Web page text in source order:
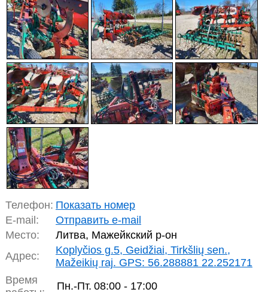
Телефон: Показать номер
E-mail:
Отправить e-mail
Место:
Литва, Мажейкский р-он
Адрес:
Koplyčios g.5, Geidžiai, Tirkšlių sen.,
Mažeikių raj. GPS: 56.288881 22.252171
Время
Пн.-Пт. 08:00 - 17:00